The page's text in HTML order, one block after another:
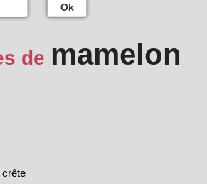
Ok
de mamelon
crête